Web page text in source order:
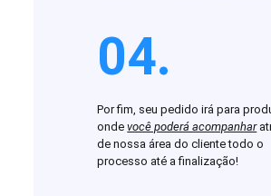
04.
Por fim, seu pedido irá para
ondevocê poderá acompanhar
de nossa área do cliente todo o
processo até a finalização!